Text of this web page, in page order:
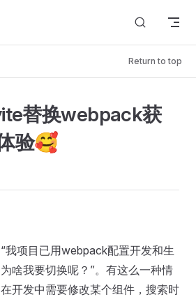
Return to top
替换webpack获
验🥰
我项目已用webpack配置开发和生
啥我要切换呢？”。有这么一种情
开发中需要修改某个组件，搜索时